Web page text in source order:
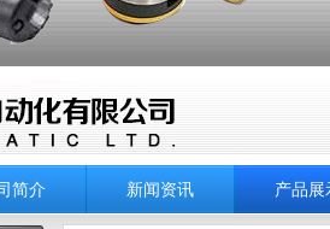
简介 新闻资讯 产品展